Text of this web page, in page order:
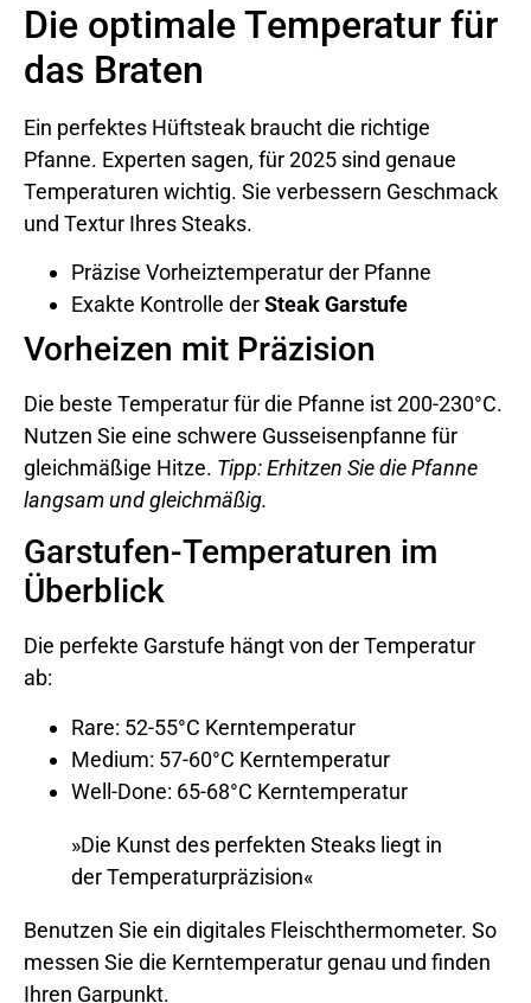
Die optimale Temperatur für
das Braten
Ein perfektes Hüftsteak braucht die richtige
Pfanne. Experten sagen, für 2025 sind genaue
Temperaturen wichtig. Sie verbessern Geschmack
und Textur Ihres Steaks.
Präzise Vorheiztemperatur der Pfanne
Exakte Kontrolle derSteak Garstufe
Vorheizen mit Präzision
Die beste Temperatur für die Pfanne ist 200-230°C.
Nutzen Sie eine schwere Gusseisenpfanne für
gleichmäßige Hitze. Tipp: Erhitzen Sie die Pfanne
langsam und gleichmäßig.
Garstufen-Temperaturen im
Überblick
Die perfekte Garstufe hängt von der Temperatur
ab:
Rare: 52-55°C Kerntemperatur
Medium: 57-60°C Kerntemperatur
Well-Done: 65-68°C Kerntemperatur
»Die Kunst des perfekten Steaks liegt in
der Temperaturpräzision«
Benutzen Sie ein digitales Fleischthermometer. So
messen Sie die Kerntemperatur genau und finden
Ihren Garpunkt.